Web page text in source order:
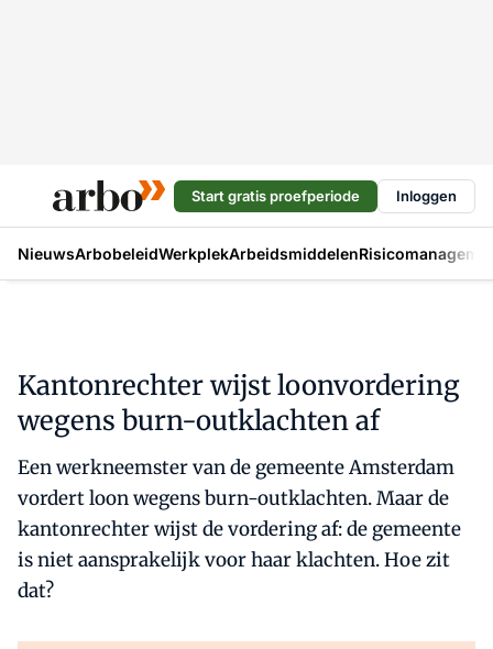
Start gratis proefperiode Inloggen
NieuwsArbobeleidWerkplekArbeidsmiddelen
Kantonrechter wijst loonvordering
wegens burn-outklachten af
Een werkneemster van de gemeente Amsterdam
vordert loon wegens burn-outklachten. Maar de
kantonrechter wijst de vordering af: de gemeente
is niet aansprakelijk voor haar klachten. Hoe zit
dat?